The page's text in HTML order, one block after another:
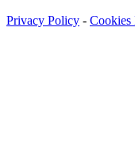
Privacy Policy - Cookies